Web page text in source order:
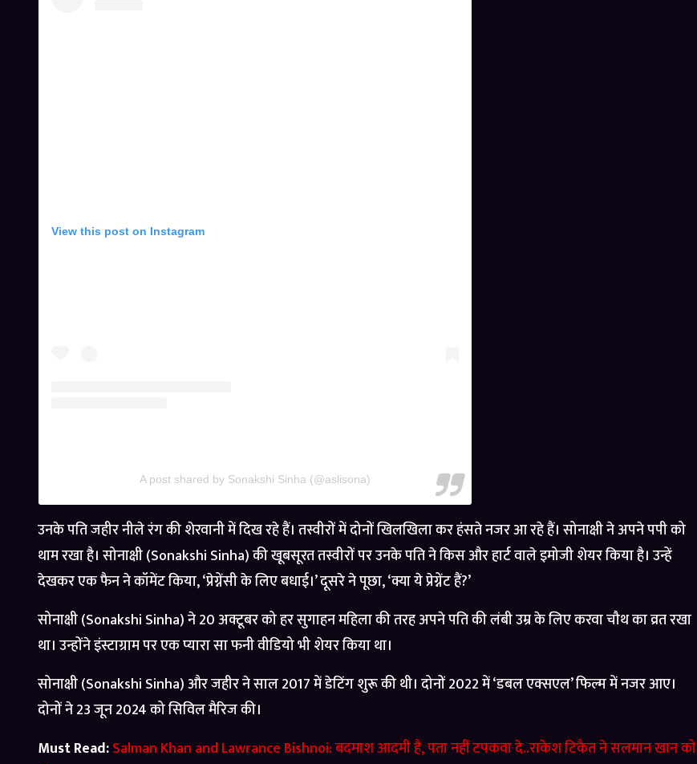
View this post on Instagram
A post shared by Sonakshi Sinha (@aslisona)
उनके पति जहीर नीले रंग की शेरवानी में दिख रहे हैं। तस्वीरों में दोनों खिलखिला कर हंसते नजर आ रहे हैं। सोनाक्षी ने अपने पपी को
थाम रखा है। सोनाक्षी (Sonakshi Sinha) की खूबसूरत तस्वीरों पर उनके पति ने किस और हार्ट वाले इमोजी शेयर किया है। उन्हें
देखकर एक फैन ने कॉमेंट किया, ‘प्रेग्नेंसी के लिए बधाई।’ दूसरे ने पूछा, ‘क्या ये प्रेग्नेंट हैं?’
सोनाक्षी (Sonakshi Sinha) ने 20 अक्टूबर को हर सुगाहन महिला की तरह अपने पति की लंबी उम्र के लिए करवा चौथ का व्रत रखा
था। उन्होंने इंस्टाग्राम पर एक प्यारा सा फनी वीडियो भी शेयर किया था।
सोनाक्षी (Sonakshi Sinha) और जहीर ने साल 2017 में डेटिंग शुरू की थी। दोनों 2022 में ‘डबल एक्सएल’ फिल्म में नजर आए।
दोनों ने 23 जून 2024 को सिविल मैरिज की।
Must Read:Salman Khan and Lawrance Bishnoi: बदमाश आदमी है, पता नहीं टपकवा दे..राकेश टिकैत ने सलमान खान को